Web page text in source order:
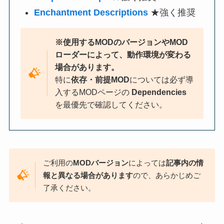
Enchantment Descriptions ★強く推奨
※使用するMODのバージョンやMOD
ローダーによって、動作環境が変わる
場合があります。
特に依存・前提MODについては必ず導
入するMODページの Dependencies
を最優先で確認してください。
ご利用のMODバージョンによっては記事内の情
報と異なる場合がありますので、あらかじめご
了承ください。